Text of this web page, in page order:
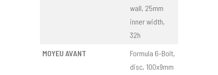
wall, 25mm
inner width,
32h
MOYEU AVANT
Formula 6-Bolt,
disc, 100x9mm